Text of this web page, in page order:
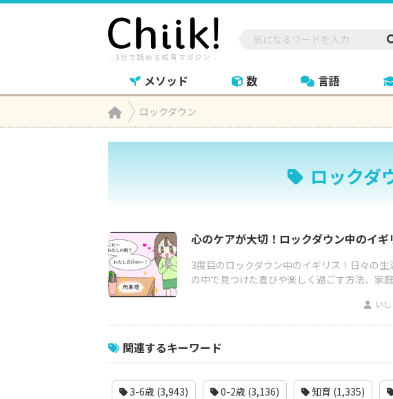
メソッド 数 言語
Homeロックダウン
ロックダ
心のケアが大切！ロックダウン中のイギ
3度目のロックダウン中のイギリス！日々の
の中で見つけた喜びや楽しく過ごす方法、家
い
関連するキーワード
3-6歳 (3,943) 0-2歳 (3,136) 知育 (1,335)